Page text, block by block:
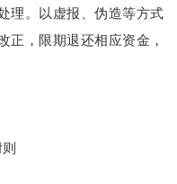
理 。
以虚报、伪造等方式
正，限期退还相应资金，